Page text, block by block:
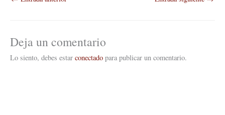
Deja un comentario
Lo siento, debes estar conectado para publicar un comentario.